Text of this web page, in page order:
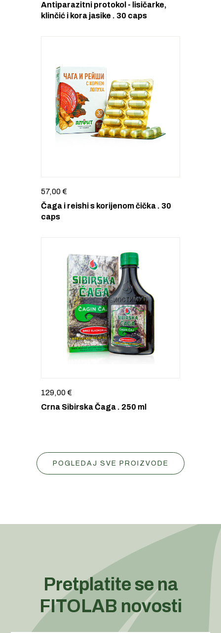
Antiparazitni protokol - lisičarke,
klinčić i kora jasike . 30 caps
57,00 €
Čaga i reishi s korijenom čička . 30
caps
129,00 €
Crna Sibirska Čaga . 250 ml
POGLEDAJ SVE PROIZVODE
Pretplatite se na
FITOLAB novosti